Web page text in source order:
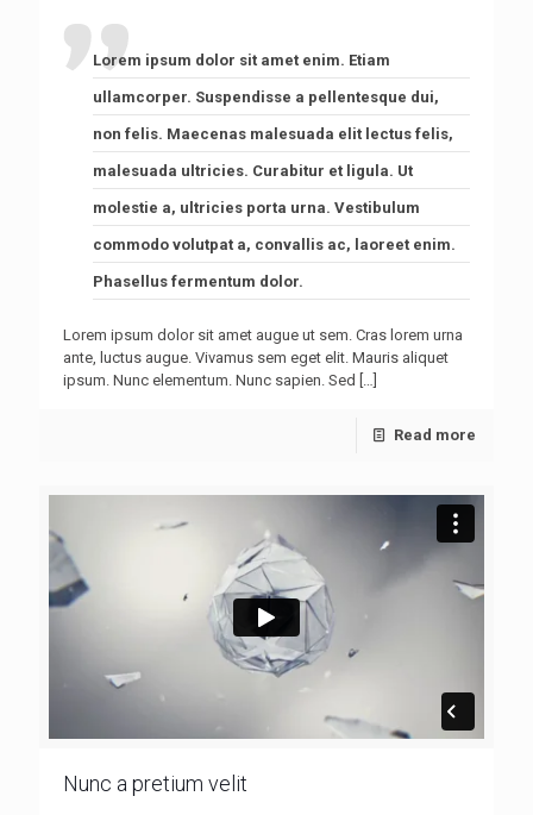
Lorem ipsum dolor sit amet enim. Etiam
ullamcorper. Suspendisse a pellentesque dui,
non felis. Maecenas malesuada elit lectus felis,
malesuada ultricies. Curabitur et ligula. Ut
molestie a, ultricies porta urna. Vestibulum
commodo volutpat a, convallis ac, laoreet enim.
Phasellus fermentum dolor.
Lorem ipsum dolor sit amet augue ut sem. Cras lorem urna
ante, luctus augue. Vivamus sem eget elit. Mauris aliquet
ipsum. Nunc elementum. Nunc sapien. Sed […]
Read more
Nunc a pretium velit